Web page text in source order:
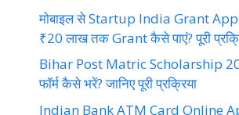
मोबाइल से Startup India Grant
₹20 लाख तक Grant कैसे पाएं? पूरी
Bihar Post Matric Scholarship
फॉर्म कैसे भरें? जानिए पूरी प्रक्रिया
Indian Bank ATM Card Online